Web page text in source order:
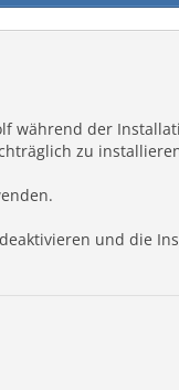
während der
zu
und die